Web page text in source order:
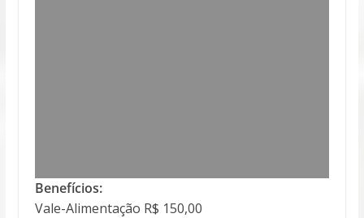
Benefícios:
Vale-Alimentação R$ 150,00